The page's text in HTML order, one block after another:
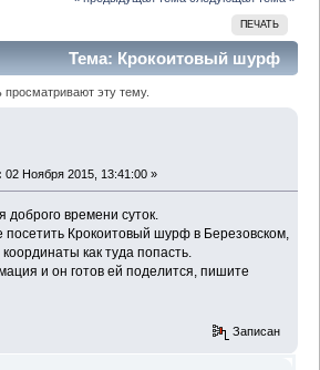
ПЕЧАТЬ
Тема: Крокоитовый шурф
просматривают эту тему.
: 02 Ноября 2015, 13:41:00 »
доброго времени суток.
посетить Крокоитовый шурф в Березовском,
как туда попасть.
и он готов ей поделится, пишите
Записан